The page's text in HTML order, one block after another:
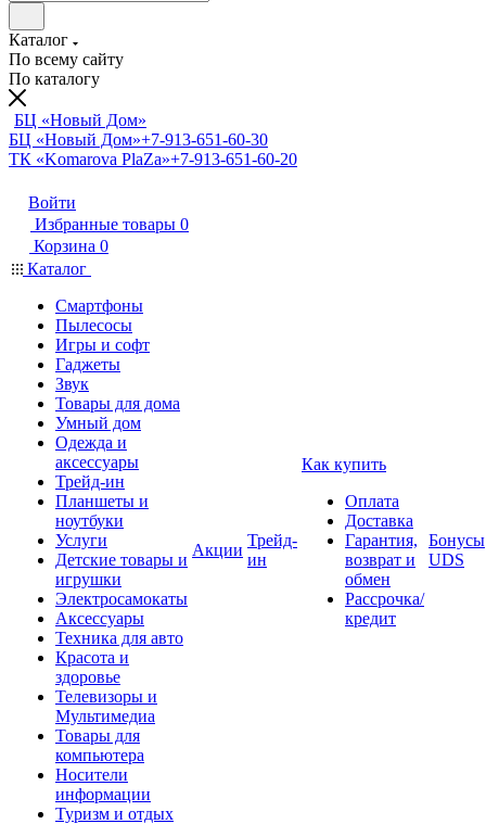
Каталог
По всему сайту
По каталогу
БЦ «Новый Дом»
БЦ «Новый Дом»+7-913-651-60-30
ТК «Komarova PlaZa»+7-913-651-60-20
Войти
Избранные товары 0
Корзина 0
Каталог
Смартфоны
Пылесосы
Игры и софт
Гаджеты
Звук
Товары для дома
Умный дом
Одежда и
аксессуары
Трейд-ин
Планшеты и
ноутбуки
Услуги
Детские товары и
игрушки
Электросамокаты
Аксессуары
Техника для авто
Красота и
здоровье
Телевизоры и
Мультимедиа
Товары для
компьютера
Носители
информации
Туризм и отдых
Акции
Трейд-
ин
Как купить
Оплата
Доставка
Гарантия,
возврат и
обмен
Рассрочка/
кредит
Бонусы
UDS